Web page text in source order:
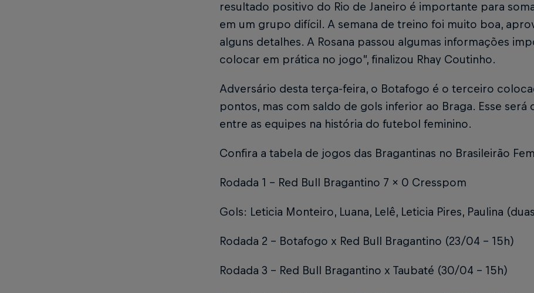
resultado positivo do Rio de Janeiro é importante para
em um grupo difícil. A semana de treino foi muito boa,
alguns detalhes. A Rosana passou algumas informações
colocar em prática no jogo”, finalizou Rhay Coutinho.
Adversário desta terça-feira, o Botafogo é o terceiro
pontos, mas com saldo de gols inferior ao Braga. Esse
entre as equipes na história do futebol feminino.
Confira a tabela de jogos das Bragantinas no Brasileirão
Rodada 1 – Red Bull Bragantino 7 x 0 Cresspom
Gols: Leticia Monteiro, Luana, Lelê, Leticia Pires, Paulina
Rodada 2 – Botafogo x Red Bull Bragantino (23/04 – 15h)
Rodada 3 – Red Bull Bragantino x Taubaté (30/04 – 15h)